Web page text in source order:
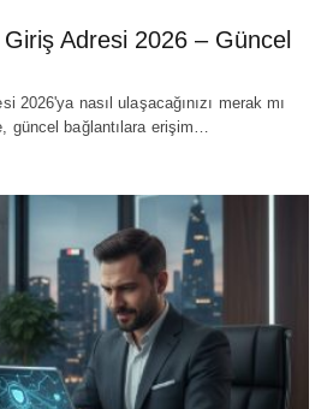
Adresi 2026 – Güncel
2026'ya nasıl ulaşacağınızı merak mı
güncel bağlantılara erişim…